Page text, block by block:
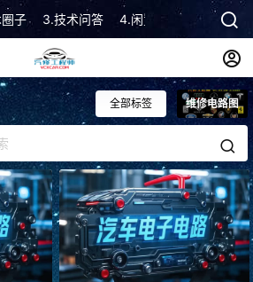
子 3.技术问答 4.闲置市场 5.技术顾
全部标签 维修电路图